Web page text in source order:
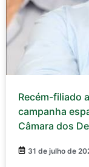
Recém-filiado
campanha
Câmara dos
31 de julho de